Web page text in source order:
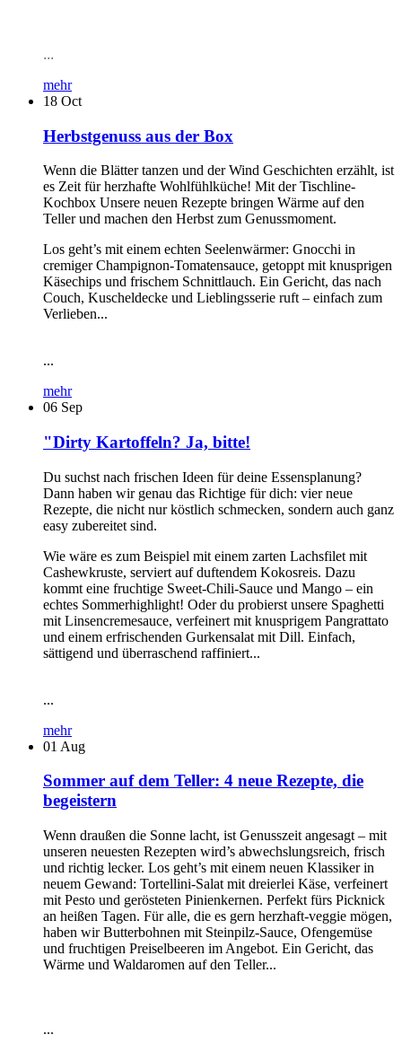
...
mehr
18 Oct
Herbstgenuss aus der Box
Wenn die Blätter tanzen und der Wind Geschichten erzählt, ist
es Zeit für herzhafte Wohlfühlküche! Mit der Tischline-
Kochbox Unsere neuen Rezepte bringen Wärme auf den
Teller und machen den Herbst zum Genussmoment.
Los geht’s mit einem echten Seelenwärmer: Gnocchi in
cremiger Champignon-Tomatensauce, getoppt mit knusprigen
Käsechips und frischem Schnittlauch. Ein Gericht, das nach
Couch, Kuscheldecke und Lieblingsserie ruft – einfach zum
Verlieben...
...
mehr
06 Sep
"Dirty Kartoffeln? Ja, bitte!
Du suchst nach frischen Ideen für deine Essensplanung?
Dann haben wir genau das Richtige für dich: vier neue
Rezepte, die nicht nur köstlich schmecken, sondern auch ganz
easy zubereitet sind.
Wie wäre es zum Beispiel mit einem zarten Lachsfilet mit
Cashewkruste, serviert auf duftendem Kokosreis. Dazu
kommt eine fruchtige Sweet-Chili-Sauce und Mango – ein
echtes Sommerhighlight! Oder du probierst unsere Spaghetti
mit Linsencremesauce, verfeinert mit knusprigem Pangrattato
und einem erfrischenden Gurkensalat mit Dill. Einfach,
sättigend und überraschend raffiniert...
...
mehr
01 Aug
Sommer auf dem Teller: 4 neue Rezepte, die
begeistern
Wenn draußen die Sonne lacht, ist Genusszeit angesagt – mit
unseren neuesten Rezepten wird’s abwechslungsreich, frisch
und richtig lecker. Los geht’s mit einem neuen Klassiker in
neuem Gewand: Tortellini-Salat mit dreierlei Käse, verfeinert
mit Pesto und gerösteten Pinienkernen. Perfekt fürs Picknick
an heißen Tagen. Für alle, die es gern herzhaft-veggie mögen,
haben wir Butterbohnen mit Steinpilz-Sauce, Ofengemüse
und fruchtigen Preiselbeeren im Angebot. Ein Gericht, das
Wärme und Waldaromen auf den Teller...
...